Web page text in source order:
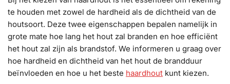
te houden met zowel de hardheid als de dichtheid van de
houtsoort. Deze twee eigenschappen bepalen namelijk in
grote mate hoe lang het hout zal branden en hoe efficiënt
het hout zal zijn als brandstof. We informeren u graag over
hoe hardheid en dichtheid van het hout de brandduur
beïnvloeden en hoe u het beste haardhout kunt kiezen.